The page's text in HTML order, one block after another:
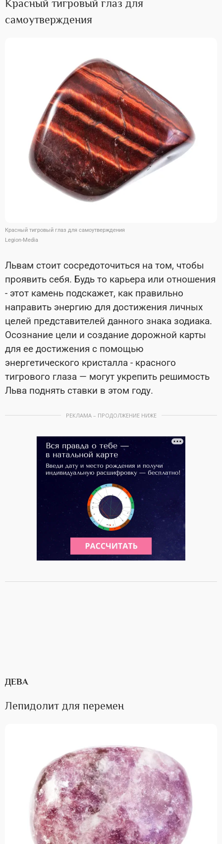
Красный тигровый глаз для
самоутверждения
Красный тигровый глаз для самоутверждения
Legion-Media
Львам стоит сосредоточиться на том, чтобы
проявить себя. Будь то карьера или отношения
- этот камень подскажет, как правильно
направить энергию для достижения личных
целей представителей данного знака зодиака.
Осознание цели и создание дорожной карты
для ее достижения с помощью
энергетического кристалла - красного
тигрового глаза — могут укрепить решимость
Льва поднять ставки в этом году.
РЕКЛАМА – ПРОДОЛЖЕНИЕ НИЖЕ
ДЕВА
Лепидолит для перемен